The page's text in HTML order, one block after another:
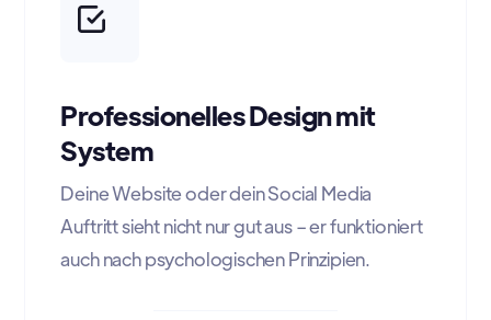
Professionelles Design mit
System
Deine Website oder dein Social Media
Auftritt sieht nicht nur gut aus – er funktioniert
auch nach psychologischen Prinzipien.